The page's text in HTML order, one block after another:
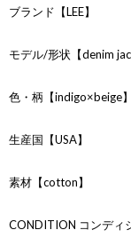
ブランド【LEE】
モデル/形状【denim
色・柄【indigo×beige】
生産国【USA】
素材【cotton】
CONDITION コンディ